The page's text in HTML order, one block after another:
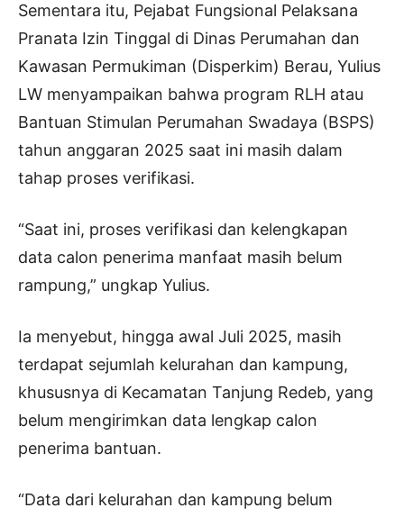
Sementara itu, Pejabat Fungsional Pelaksana
Pranata Izin Tinggal di Dinas Perumahan dan
Kawasan Permukiman (Disperkim) Berau, Yulius
LW menyampaikan bahwa program RLH atau
Bantuan Stimulan Perumahan Swadaya (BSPS)
tahun anggaran 2025 saat ini masih dalam
tahap proses verifikasi.
“Saat ini, proses verifikasi dan kelengkapan
data calon penerima manfaat masih belum
rampung,” ungkap Yulius.
Ia menyebut, hingga awal Juli 2025, masih
terdapat sejumlah kelurahan dan kampung,
khususnya di Kecamatan Tanjung Redeb, yang
belum mengirimkan data lengkap calon
penerima bantuan.
“Data dari kelurahan dan kampung belum